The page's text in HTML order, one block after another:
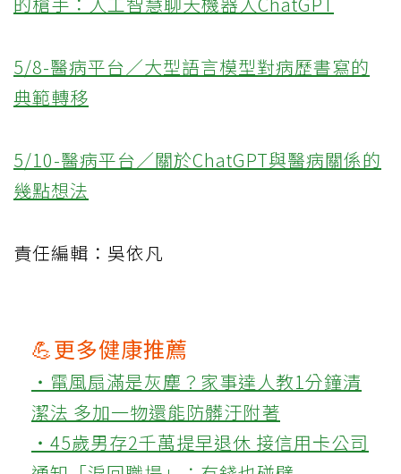
5/8-醫病平台／大型語言模型對病歷書寫的
典範轉移
5/10-醫病平台／關於ChatGPT與醫病關係的
幾點想法
責任編輯：吳依凡
💪更多健康推薦
‧電風扇滿是灰塵？家事達人教1分鐘清
潔法 多加一物還能防髒汙附著
‧45歲男存2千萬提早退休 接信用卡公司